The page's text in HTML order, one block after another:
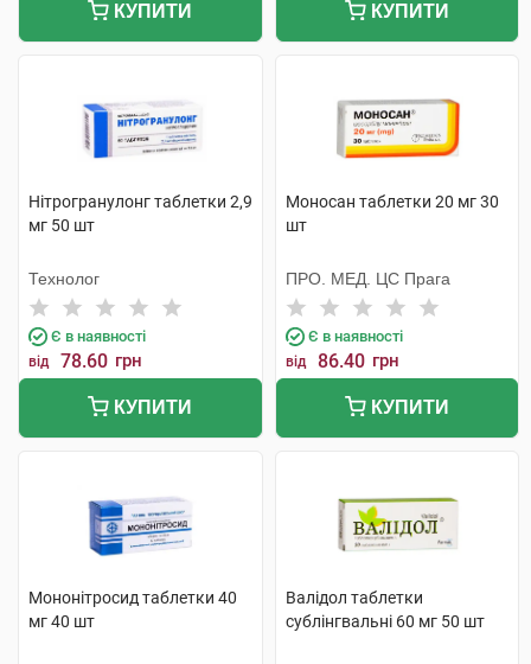
КУПИТИ КУПИТИ
Нітрогранулонг таблетки 2,9
мг 50 шт
Технолог
Є в наявності
від 78.60 грн
КУПИТИ
Моносан таблетки 20 мг 30
шт
ПРО. МЕД. ЦС Прага
Є в наявності
від 86.40 грн
КУПИТИ
Мононітросид таблетки 40
мг 40 шт
Валідол таблетки
сублінгвальні 60 мг 50 шт